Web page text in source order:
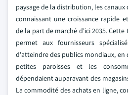
paysage de la distribution, les
connaissant une croissance rapide
de la part de marché d'ici 2035.
permet aux fournisseurs
d'atteindre des publics mondiaux,
petites paroisses et les
dépendaient auparavant des
La commodité des achats en ligne,